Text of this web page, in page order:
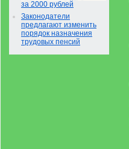
за 2000 рублей
Законодатели
предлагают изменить
порядок назначения
трудовых пенсий